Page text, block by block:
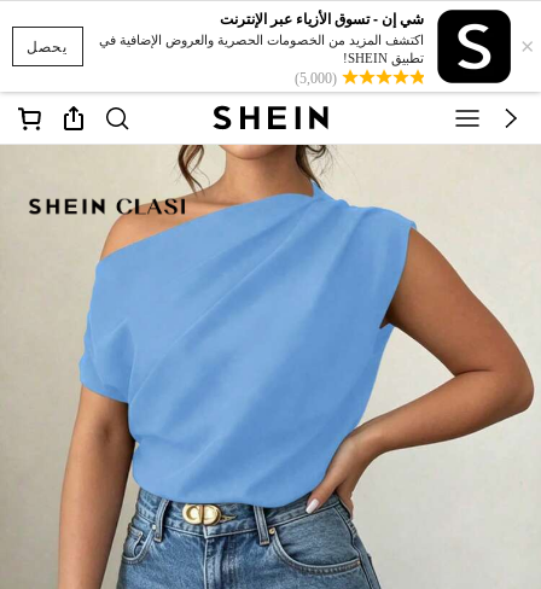
يحصل ×
شي إن - تسوق الأزياء عبر الإنترنت
اكتشف المزيد من الخصومات الحصرية والعروض الإضافية في
تطبيق SHEIN!
(5,000)